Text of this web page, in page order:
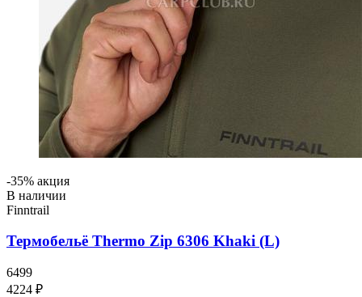
-35% акция
В наличии
Finntrail
Термобельё Thermo Zip 6306 Khaki (L)
6499
4224 ₽